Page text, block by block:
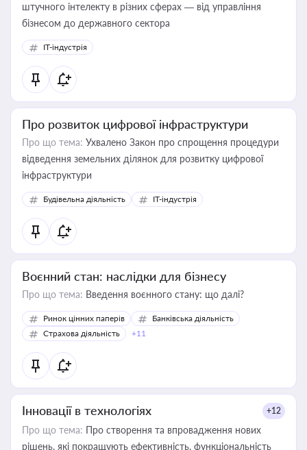
штучного інтелекту в різних сферах — від управління
бізнесом до державного сектора
IT-індустрія
Про розвиток цифрової інфраструктури
Про що тема: Ухвалено Закон про спрощення процедури
відведення земельних ділянок для розвитку цифрової
інфраструктури
Будівельна діяльність IT-індустрія
Воєнний стан: наслідки для бізнесу
Про що тема: Введення воєнного стану: що далі?
Ринок цінних паперів
Банківська діяльність
Страхова діяльність
+11
Інновації в технологіях +12
Про що тема: Про створення та впровадження нових
рішень, які покращують ефективність, функціональність